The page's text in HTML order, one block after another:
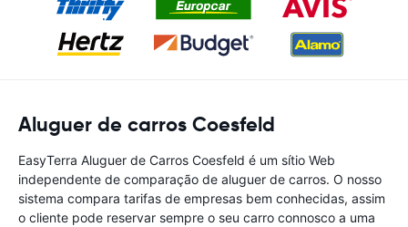
Aluguer de carros Coesfeld
EasyTerra Aluguer de Carros Coesfeld é um sítio Web
independente de comparação de aluguer de carros. O nosso
sistema compara tarifas de empresas bem conhecidas, assim
o cliente pode reservar sempre o seu carro connosco a uma